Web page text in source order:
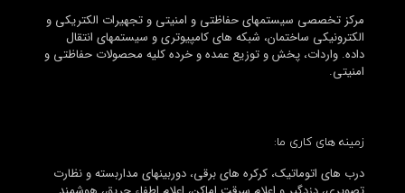
مرکز تخصصی سیستمهای حفاظتی و امنیتی و تجهیرات الکتریکی و
الکترونیکی ساختمان، شبکه های کامپیوتری و سیستمهای انتقال
داده. واردات، پخش و توزیع عمده و خرده کلیه محصولات حفاظتی و
امنیتی.
زمینه های کاری ما:
درب های اتوماتیک، کرکره های برقی، دوربینهای مداربسته و نظارت